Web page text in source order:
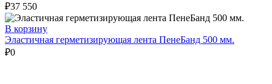
₽37 550
В корзину
Эластичная герметизирующая лента ПенеБанд 500 мм.
₽0